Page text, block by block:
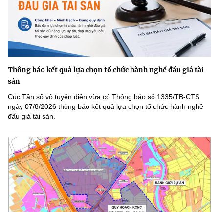
Thông báo kết quả lựa chọn tổ chức hành nghề đấu giá tài
sản
Cục Tần số vô tuyến điện vừa có Thông báo số 1335/TB-CTS
ngày 07/8/2026 thông báo kết quả lựa chọn tổ chức hành nghề
đấu giá tài sản.